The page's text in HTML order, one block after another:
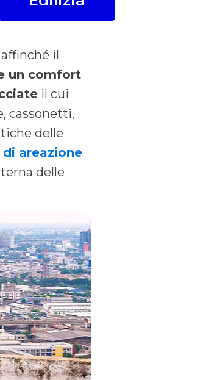
affinché il
un comfort
il cui
cassonetti,
delle
areazione
delle